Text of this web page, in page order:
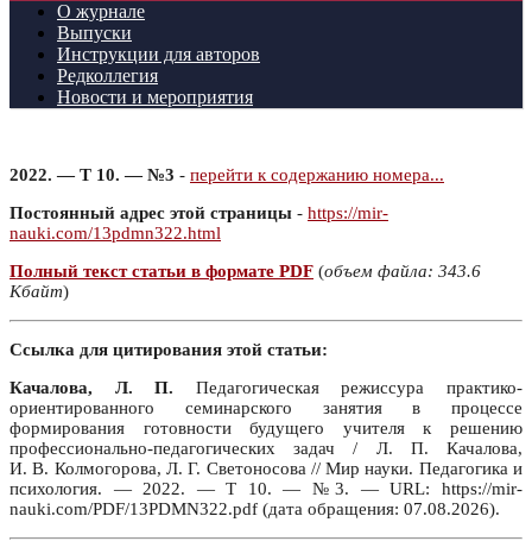
О журнале
Выпуски
Инструкции для авторов
Редколлегия
Новости и мероприятия
2022. — Т 10. — №3 - перейти к содержанию номера...
Постоянный адрес этой страницы - https://mir-
nauki.com/13pdmn322.html
Полный текст статьи в формате PDF (объем файла: 343.6
Кбайт)
Ссылка для цитирования этой статьи:
Качалова, Л. П. Педагогическая режиссура практико-
ориентированного семинарского занятия в процессе
формирования готовности будущего учителя к решению
профессионально-педагогических задач / Л. П. Качалова,
И. В. Колмогорова, Л. Г. Светоносова // Мир науки. Педагогика и
психология. — 2022. — Т 10. — №3. — URL: https://mir-
nauki.com/PDF/13PDMN322.pdf (дата обращения: 07.08.2026).